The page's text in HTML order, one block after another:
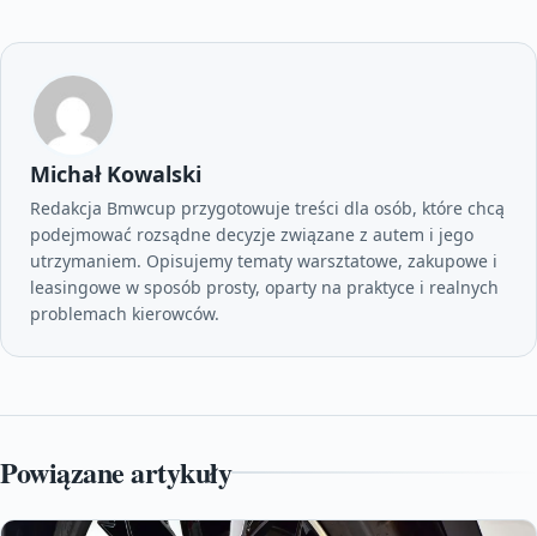
Michał Kowalski
Redakcja Bmwcup przygotowuje treści dla osób, które chcą
podejmować rozsądne decyzje związane z autem i jego
utrzymaniem. Opisujemy tematy warsztatowe, zakupowe i
leasingowe w sposób prosty, oparty na praktyce i realnych
problemach kierowców.
Powiązane artykuły